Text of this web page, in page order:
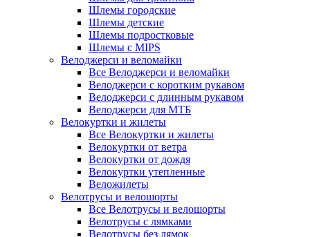
Шлемы городские
Шлемы детские
Шлемы подростковые
Шлемы с MIPS
Велоджерси и веломайки
Все Велоджерси и веломайки
Велоджерси с коротким рукавом
Велоджерси с длинным рукавом
Велоджерси для МТБ
Велокуртки и жилеты
Все Велокуртки и жилеты
Велокуртки от ветра
Велокуртки от дождя
Велокуртки утепленные
Веложилеты
Велотрусы и велошорты
Все Велотрусы и велошорты
Велотрусы с лямками
Велотрусы без лямок